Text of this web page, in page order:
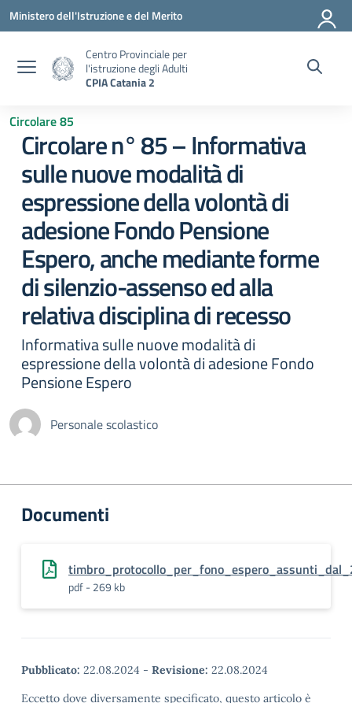
Vai ai contenuti
Vai al menu di navigazione
Vai al footer
Ministero dell'Istruzione e del Merito
Centro Provinciale per
l'istruzione degli Adulti
CPIA Catania 2
Circolare 85
Circolare n° 85 – Informativa
sulle nuove modalità di
espressione della volontà di
adesione Fondo Pensione
Espero, anche mediante forme
di silenzio-assenso ed alla
relativa disciplina di recesso
Informativa sulle nuove modalità di
espressione della volontà di adesione Fondo
Pensione Espero
Personale scolastico
Documenti
pdf - 269 kb
Pubblicato: 22.08.2024 - Revisione: 22.08.2024
Eccetto dove diversamente specificato, questo articolo è